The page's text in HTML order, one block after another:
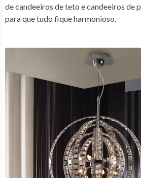
de candeeiros de teto e candeeiros de
para que tudo fique harmonioso.